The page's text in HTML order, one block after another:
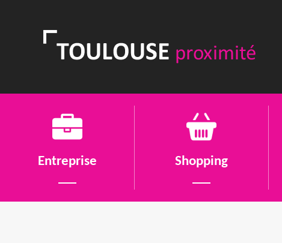
Entreprise Shopping